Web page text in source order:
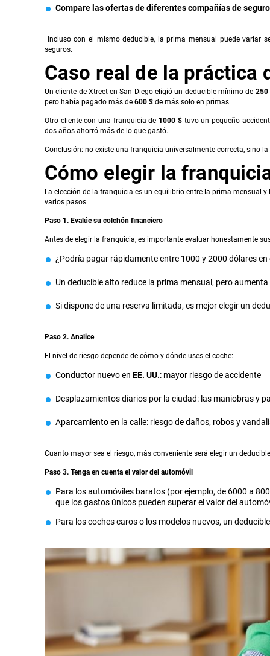
Compare las ofertas de diferentes compañías de
Incluso con el mismo deducible, la prima mensual puede variar
seguros.
Caso real de la práctica
Un cliente de Xtreet en San Diego eligió un deducible mínimo de 250
pero había pagado más de 600 $ de más solo en primas.
Otro cliente con una franquicia de 1000 $tuvo un pequeño
dos años ahorró más de lo que gastó.
Conclusión: no existe una franquicia universalmente correcta, sino
Cómo elegir la
La elección de la franquicia es un equilibrio entre la prima mensual
varios pasos.
Paso 1. Evalúe su colchón financiero
Antes de elegir la franquicia, es importante evaluar honestamente
¿Podría pagar rápidamente entre 1000 y 2000 dólares
Un deducible alto reduce la prima mensual, pero
Si dispone de una reserva limitada, es mejor elegir un
Paso 2. Analice
El nivel de riesgo depende de cómo y dónde uses el coche:
Conductor nuevo en EE. UU.: mayor riesgo de accidente
Desplazamientos diarios por la ciudad: las maniobras y
Aparcamiento en la calle: riesgo de daños, robos y
Cuanto mayor sea el riesgo, más conveniente será elegir un
Paso 3. Tenga en cuenta el valor del automóvil
Para los automóviles baratos (por ejemplo, de 6000 a
que los gastos únicos pueden superar el valor del
Para los coches caros o los modelos nuevos, un